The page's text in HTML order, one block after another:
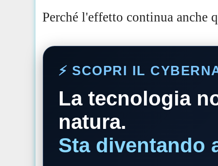
Perché l'effetto continua anche
⚡️ SCOPRI IL
La tecnologia
natura.
Sta diventando